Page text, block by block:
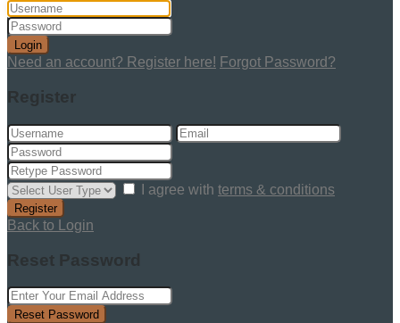
Login
Need an account? Register here! Forgot Password?
Register
I agree with terms & conditions
Register
Back to Login
Reset Password
Reset Password